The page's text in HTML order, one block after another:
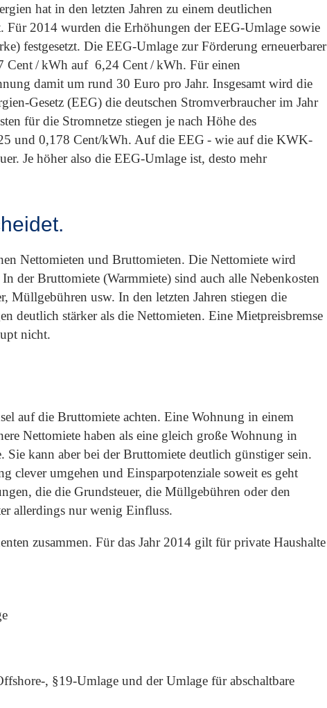
hat in den letzten Jahren zu einem deutlichen
Für 2014 wurden die Erhöhungen der EEG-Umlage sowie
festgesetzt. Die EEG-Umlage zur Förderung erneuerbarer
Cent / kWh auf 6,24 Cent / kWh. Für einen
damit um rund 30 Euro pro Jahr. Insgesamt wird die
Gesetz (EEG) die deutschen Stromverbraucher im Jahr
für die Stromnetze stiegen je nach Höhe des
und 0,178 Cent/kWh. Auf die EEG - wie auf die KWK-
Je höher also die EEG-Umlage ist, desto mehr
Nettomieten und Bruttomieten. Die Nettomiete wird
der Bruttomiete (Warmmiete) sind auch alle Nebenkosten
Müllgebühren usw. In den letzten Jahren stiegen die
deutlich stärker als die Nettomieten. Eine Mietpreisbremse
nicht.
auf die Bruttomiete achten. Eine Wohnung in einem
Nettomiete haben als eine gleich große Wohnung in
Sie kann aber bei der Bruttomiete deutlich günstiger sein.
clever umgehen und Einsparpotenziale soweit es geht
die die Grundsteuer, die Müllgebühren oder den
allerdings nur wenig Einfluss.
zusammen. Für das Jahr 2014 gilt für private Haushalte
, §19-Umlage und der Umlage für abschaltbare